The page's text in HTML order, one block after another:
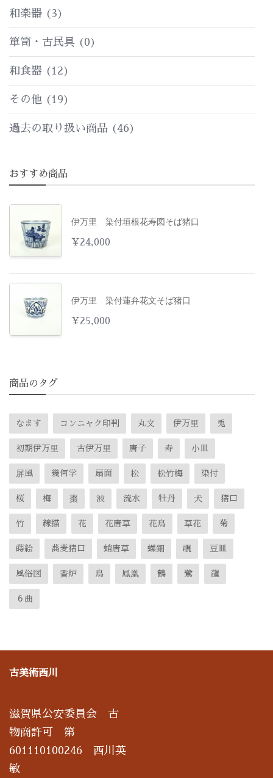
和楽器 (3)
箪笥・古民具 (0)
和食器 (12)
その他 (19)
過去の取り扱い商品 (46)
おすすめ商品
伊万里 染付垣根花寿図そば猪口
¥ 24,000
伊万里 染付蓮弁花文そば猪口
¥ 25,000
商品のタグ
なます コンニャク印判 丸文 伊万里 兎
初期伊万里 古伊万里 唐子 寿 小皿
屏風 幾何学 扇面 松 松竹梅 染付
桜 梅 棗 波 流水 牡丹 犬 猪口
竹 線描 花 花唐草 花鳥 草花 菊
蒔絵 蕎麦猪口 蛸唐草 螺鈿 覗 豆皿
風俗図 香炉 鳥 鳳凰 鶴 鷺 龍
６曲
古美術西川
滋賀県公安委員会 古
物商許可 第
601110100246 西川英
敏